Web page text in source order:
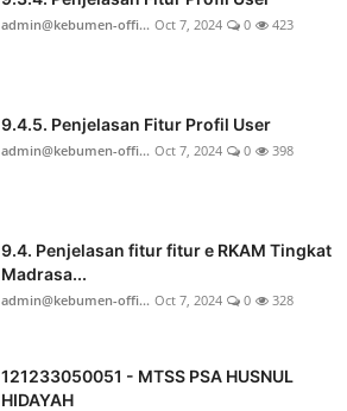
admin@kebumen-offi... Oct 7, 2024 0 423
9.4.5. Penjelasan Fitur Profil User
admin@kebumen-offi... Oct 7, 2024 0 398
9.4. Penjelasan fitur fitur e RKAM Tingkat
Madrasa...
admin@kebumen-offi... Oct 7, 2024 0 328
121233050051 - MTSS PSA HUSNUL
HIDAYAH